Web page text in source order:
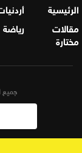
الرئيسية
مقالات
مختارة
رياضة
جميع